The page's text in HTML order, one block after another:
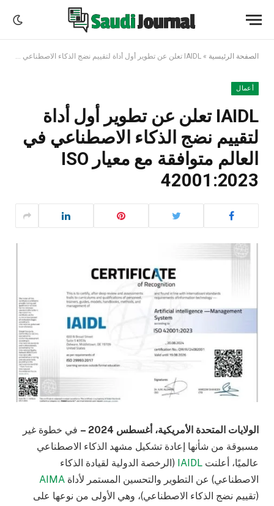
الصفحة الرئيسية » IAIDL تعلن عن تطوير أول أداة لتقييم نضج الذكاء الاصطناعي في العالم متوافقة مع معيار ISO 42001:2023
أعمال
IAIDL تعلن عن تطوير أول أداة
لتقييم نضج الذكاء الاصطناعي في
العالم متوافقة مع معيار ISO
42001:2023
الولايات المتحدة الأمريكية، أغسطس 2024 –
في خطوة غير
مسبوقة من شأنها إعادة تشكيل مشهد الذكاء الاصطناعي
عالميًا، أعلنت IAIDL (الرخصة الدولية لقيادة الذكاء
الاصطناعي) عن التطوير والتحسين المستمر لأداة AIMA
(تقييم نضج الذكاء الاصطناعي)، وهي الأولى من نوعها على